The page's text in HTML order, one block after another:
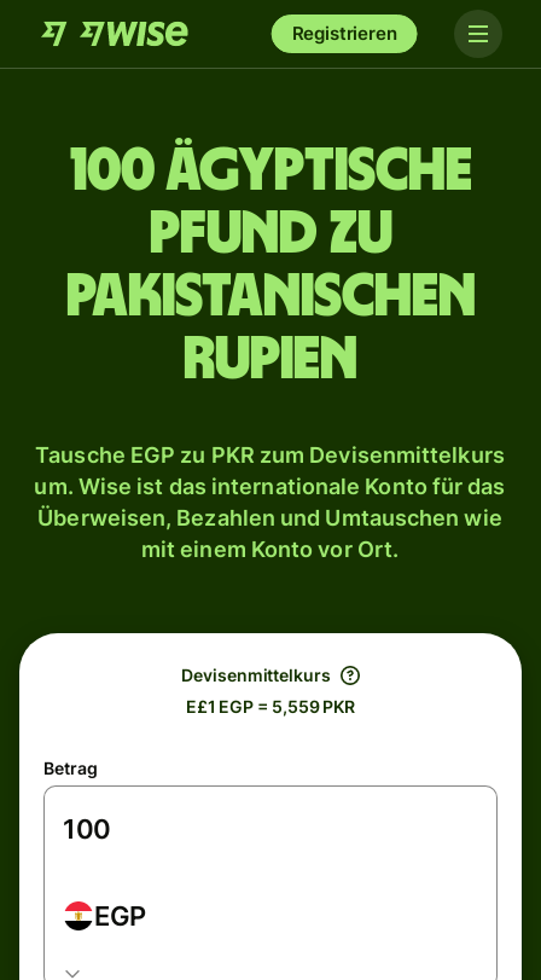
Registrieren
100 ägyptische
Pfund zu
pakistanischen
Rupien
Tausche EGP zu PKR zum Devisenmittelkurs
um. Wise ist das internationale Konto für das
Überweisen, Bezahlen und Umtauschen wie
mit einem Konto vor Ort.
Devisenmittelkurs
E£1 EGP = 5,559 PKR
Betrag
EGP